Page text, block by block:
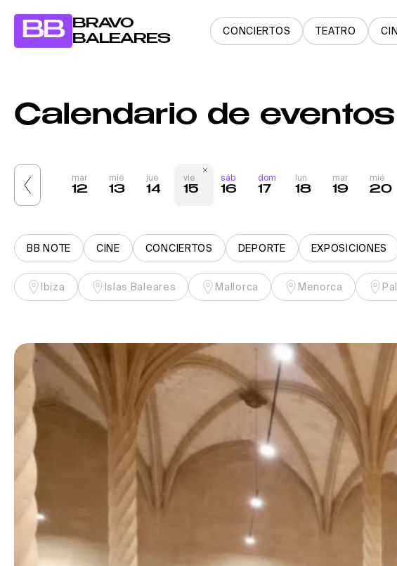
BB
BRAVO
BALEARES
CONCIERTOS TEATRO
Calendario de
mar
12
mié
13
jue
14
vie
15
sáb
16
dom
17
lun
18
mar
19
mié
20
BB NOTE CINE CONCIERTOS DEPORTE EXPOSICIONES
Ibiza Islas Baleares Mallorca Menorca